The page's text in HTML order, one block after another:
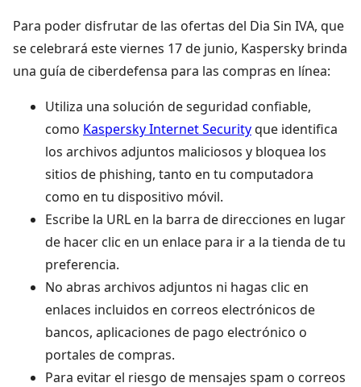
Para poder disfrutar de las ofertas del Dia Sin IVA, que
se celebrará este viernes 17 de junio, Kaspersky brinda
una guía de ciberdefensa para las compras en línea:
Utiliza una solución de seguridad confiable,
como Kaspersky Internet Securityque identifica
los archivos adjuntos maliciosos y bloquea los
sitios de phishing, tanto en tu computadora
como en tu dispositivo móvil.
Escribe la URL en la barra de direcciones en lugar
de hacer clic en un enlace para ir a la tienda de tu
preferencia.
No abras archivos adjuntos ni hagas clic en
enlaces incluidos en correos electrónicos de
bancos, aplicaciones de pago electrónico o
portales de compras.
Para evitar el riesgo de mensajes spam o correos